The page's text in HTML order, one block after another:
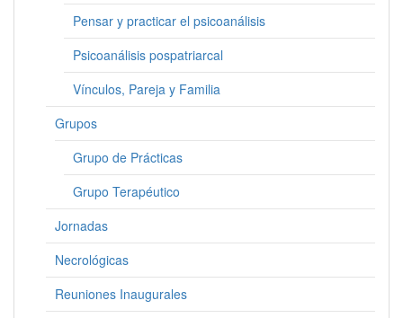
Pensar y practicar el psicoanálisis
Psicoanálisis pospatriarcal
Vínculos, Pareja y Familia
Grupos
Grupo de Prácticas
Grupo Terapéutico
Jornadas
Necrológicas
Reuniones Inaugurales